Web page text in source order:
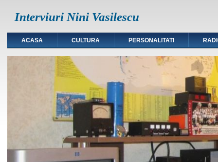
Interviuri Nini Vasilescu
ACASA CULTURA PERSONALITATI